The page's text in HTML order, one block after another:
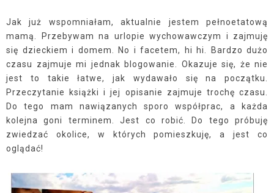
Jak już wspomniałam, aktualnie jestem pełnoetatową
mamą. Przebywam na urlopie wychowawczym i zajmuję
się dzieckiem i domem. No i facetem, hi hi. Bardzo dużo
czasu zajmuje mi jednak blogowanie. Okazuje się, że nie
jest to takie łatwe, jak wydawało się na początku.
Przeczytanie książki i jej opisanie zajmuje trochę czasu.
Do tego mam nawiązanych sporo współprac, a każda
kolejna goni terminem. Jest co robić. Do tego próbuję
zwiedzać okolice, w których pomieszkuję, a jest co
oglądać!